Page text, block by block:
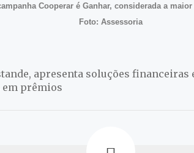
Cooperar é Ganhar, considerada a
Foto: Assessoria
apresenta soluções financeiras
em prêmios